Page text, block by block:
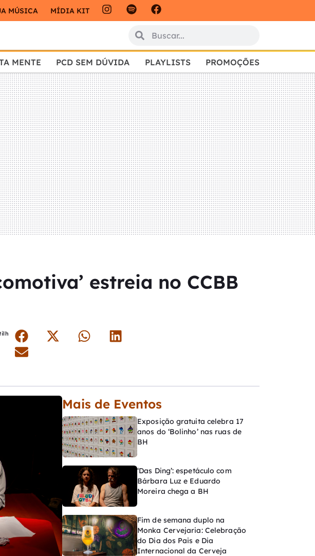
MÚSICA MÍDIA KIT
MENTE PCD SEM DÚVIDA PLAYLISTS PROMOÇÕES
estreia no CCBB
Mais de Eventos
Exposição gratuita celebra 17
anos do ‘Bolinho’ nas ruas de
BH
‘Das Ding’: espetáculo com
Bárbara Luz e Eduardo
Moreira chega a BH
Fim de semana duplo na
Monka Cervejaria: Celebração
do Dia dos Pais e Dia
Internacional da Cerveja